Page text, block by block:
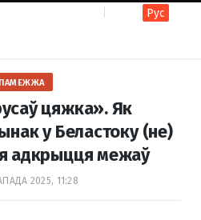
c s
Рус
ПАМЕЖЖА
цяжка». Як
у Беластоку (не)
адкрыцця межаў
2025, 11:28